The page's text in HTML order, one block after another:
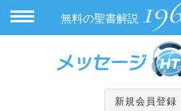
無料の聖書解説
新規会員登録